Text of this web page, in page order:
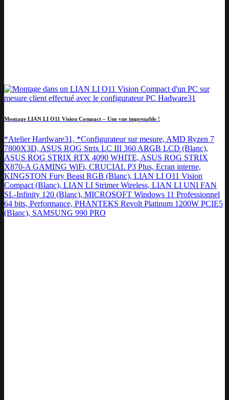
Montage LIAN LI O11 Vision Compact – Une vue imprenable !
*Atelier Hardware31, *Configurateur sur mesure, AMD Ryzen 7
7800X3D, ASUS ROG Strix LC III 360 ARGB LCD (Blanc),
ASUS ROG STRIX RTX 4090 WHITE, ASUS ROG STRIX
X870-A GAMING WiFi, CRUCIAL P3 Plus, Ecran interne,
KINGSTON Fury Beast RGB (Blanc), LIAN LI O11 Vision
Compact (Blanc), LIAN LI Strimer Wireless, LIAN LI UNI FAN
SL-Infinity 120 (Blanc), MICROSOFT Windows 11 Professionnel
64 bits, Performance, PHANTEKS Revolt Platinum 1200W PCIE5
(Blanc), SAMSUNG 990 PRO